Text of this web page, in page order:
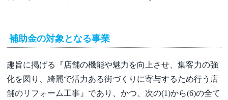
補助金の対象となる事業
趣旨に掲げる『店舗の機能や魅力を向上させ、集客力の強
化を図り、綺麗で活力ある街づくりに寄与するため行う店
舗のリフォーム工事』であり、かつ、次の(1)から(6)の全て